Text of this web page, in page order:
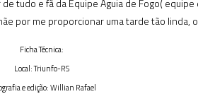
tudo e fã da Equipe Águia de Fogo( equipe
por me proporcionar uma tarde tão linda,
Ficha Técnica:
Local: Triunfo-RS
e edição: Willian Rafael